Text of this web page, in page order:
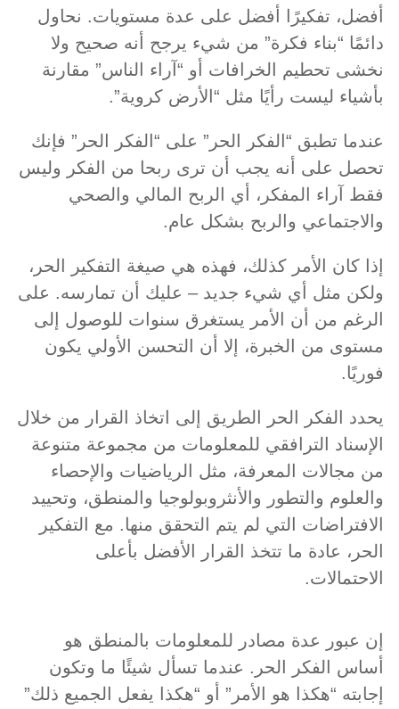
أفضل، تفكيرًا أفضل على عدة مستويات. نحاول
دائمًا “بناء فكرة” من شيء يرجح أنه صحيح ولا
نخشى تحطيم الخرافات أو “آراء الناس” مقارنة
بأشياء ليست رأيًا مثل “الأرض كروية”.
عندما تطبق “الفكر الحر” على “الفكر الحر” فإنك
تحصل على أنه يجب أن ترى ربحا من الفكر وليس
فقط آراء المفكر، أي الربح المالي والصحي
والاجتماعي والربح بشكل عام.
إذا كان الأمر كذلك، فهذه هي صيغة التفكير الحر،
ولكن مثل أي شيء جديد – عليك أن تمارسه. على
الرغم من أن الأمر يستغرق سنوات للوصول إلى
مستوى من الخبرة، إلا أن التحسن الأولي يكون
فوريًا.
يحدد الفكر الحر الطريق إلى اتخاذ القرار من خلال
الإسناد الترافقي للمعلومات من مجموعة متنوعة
من مجالات المعرفة، مثل الرياضيات والإحصاء
والعلوم والتطور والأنثروبولوجيا والمنطق، وتحييد
الافتراضات التي لم يتم التحقق منها. مع التفكير
الحر، عادة ما تتخذ القرار الأفضل بأعلى
الاحتمالات.
إن عبور عدة مصادر للمعلومات بالمنطق هو
أساس الفكر الحر. عندما تسأل شيئًا ما وتكون
إجابته “هكذا هو الأمر” أو “هكذا يفعل الجميع ذلك”